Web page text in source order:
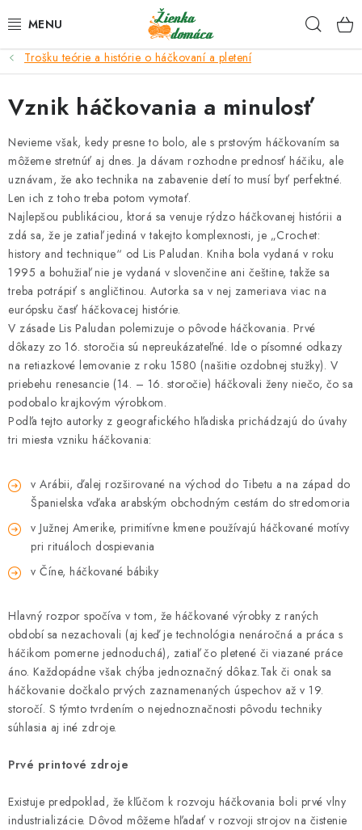
na
KLBKÁ
GALANTÉRIA
ČASOPISY, NÁVODY
DARČEKOVÉ POUKÁŽKY
VÝPREDAJ!
O nás a výrobcoch Ako nakupovať
Návody a video kurzy
VIDEO návody k ovládaniu e-shopu
Oznamy Kontakty
Trošku teórie a histórie o háčkovaní a pletení
Vznik háčkovania a minulosť
Nevieme však, kedy presne to bolo, ale s prstovým háčkovaním sa
môžeme stretnúť aj dnes. Ja dávam rozhodne prednosť háčiku, ale
uznávam, že ako technika na zabavenie detí to musí byť perfektné.
Len ich z toho treba potom vymotať.
Najlepšou publikáciou, ktorá sa venuje rýdzo háčkovanej histórii a
zdá sa, že je zatiaľ jediná v takejto komplexnosti, je „Crochet:
history and technique“ od Lis Paludan. Kniha bola vydaná v roku
1995 a bohužiaľ nie je vydaná v slovenčine ani češtine, takže sa
treba potrápiť s angličtinou. Autorka sa v nej zameriava viac na
európsku časť háčkovacej histórie.
V zásade Lis Paludan polemizuje o pôvode háčkovania. Prvé
dôkazy zo 16. storočia sú nepreukázateľné. Ide o písomné odkazy
na retiazkové lemovanie z roku 1580 (našitie ozdobnej stužky). V
priebehu renesancie (14. – 16. storočie) háčkovali ženy niečo, čo sa
podobalo krajkovým výrobkom.
Podľa tejto autorky z geografického hľadiska prichádzajú do úvahy
tri miesta vzniku háčkovania:
v Arábii, ďalej rozširované na východ do Tibetu a na západ do
Španielska vďaka arabským obchodným cestám do stredomoria
v Južnej Amerike, primitívne kmene používajú háčkované motívy
pri rituáloch dospievania
v Číne, háčkované bábiky
Hlavný rozpor spočíva v tom, že háčkované výrobky z raných
období sa nezachovali (aj keď je technológia nenáročná a práca s
háčikom pomerne jednoduchá), zatiaľ čo pletené či viazané práce
áno. Každopádne však chýba jednoznačný dôkaz.Tak či onak sa
háčkovanie dočkalo prvých zaznamenaných úspechov až v 19.
storočí. S týmto tvrdením o nejednoznačnosti pôvodu techniky
súhlasia aj iné zdroje.
Prvé printové zdroje
Existuje predpoklad, že kľúčom k rozvoju háčkovania boli prvé vlny
industrializácie. Dôvod môžeme hľadať v rozvoji strojov na čistenie